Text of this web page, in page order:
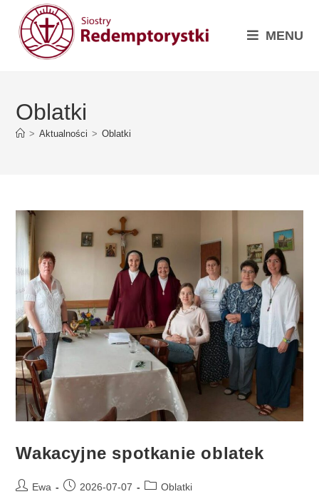
MENU
Oblatki
> Aktualności > Oblatki
Wakacyjne spotkanie oblatek
Ewa 2026-07-07 Oblatki